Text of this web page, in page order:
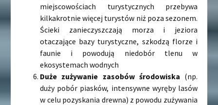
miejscowościach turystycznych przebywa
kilkakrotnie więcej turystów niż poza sezonem.
Ścieki zanieczyszczają morza i jeziora
otaczające bazy turystyczne, szkodzą florze i
faunie i powodują niedobór tlenu w
ekosystemach wodnych
Duże zużywanie zasobów środowiska (np.
duży pobór piasków, intensywne wyręby lasów
w celu pozyskania drewna) z powodu zużywania